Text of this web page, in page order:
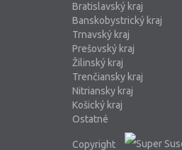
Bratislavský kraj
Banskobystrický kraj
Trnavský kraj
Prešovský kraj
Žilinský kraj
Trenčiansky kraj
Nitriansky kraj
Košický kraj
Ostatné
Copyright